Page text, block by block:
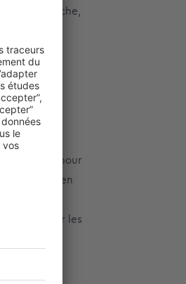
à la poche,
la
unique pour
dédiée – en
tourne
aider les